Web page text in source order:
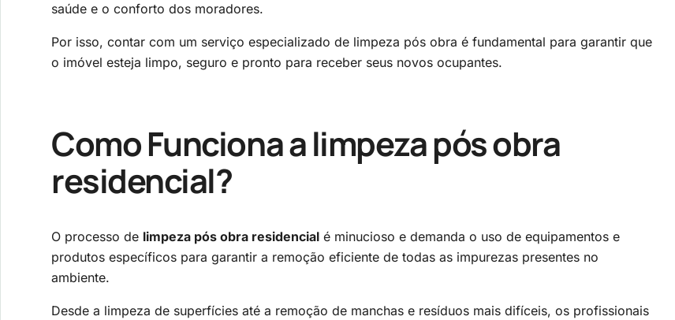
saúde e o conforto dos moradores.
Por isso, contar com um serviço especializado de limpeza pós obra é fundamental para garantir que
o imóvel esteja limpo, seguro e pronto para receber seus novos ocupantes.
Como Funciona alimpeza pós obra
residencial?
O processo de limpeza pós obra residencial é minucioso e demanda o uso de equipamentos e
produtos específicos para garantir a remoção eficiente de todas as impurezas presentes no
ambiente.
Desde a limpeza de superfícies até a remoção de manchas e resíduos mais difíceis, os profissionais